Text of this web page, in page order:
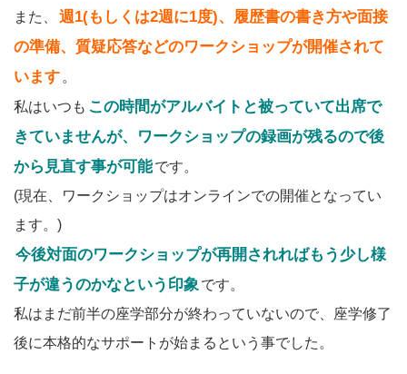
また、
週1(もしくは2週に1度)、履歴書の書き方や面接
の準備、質疑応答などのワークショップが開催されて
います 。
私はいつも この時間がアルバイトと被っていて出席で
きていませんが、ワークショップの録画が残るので後
から見直す事が可能です。
(現在、ワークショップはオンラインでの開催となってい
ます。)
今後対面のワークショップが再開されればもう少し様
子が違うのかなという印象です。
私はまだ前半の座学部分が終わっていないので、座学修了
後に本格的なサポートが始まるという事でした。